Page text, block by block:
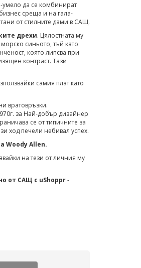
да се комбинират
среща и на гала-
от стилните дами в САЩ.
дрехи. Цялостната му
синьото, тъй като
която липсва при
контраст. Тази
самия плат като
вратовръзки.
за Най-добър дизайнер
се от типичните за
ход печели небивал успех.
Woody Allen.
на тези от личния му
от САЩ с uShoppr-